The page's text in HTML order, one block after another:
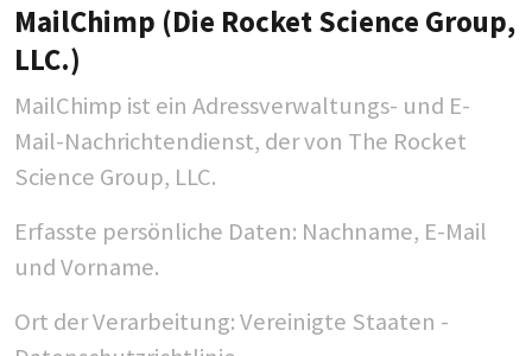
MailChimp (Die Rocket Science Group,
LLC.)
MailChimp ist ein Adressverwaltungs- und E-
Mail-Nachrichtendienst, der von The Rocket
Science Group, LLC.
Erfasste persönliche Daten: Nachname, E-Mail
und Vorname.
Ort der Verarbeitung: Vereinigte Staaten -